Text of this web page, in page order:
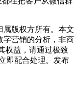
属版权方所有。本文
字营销的分析，非商
权益，请通过极致
即配合处理。发布